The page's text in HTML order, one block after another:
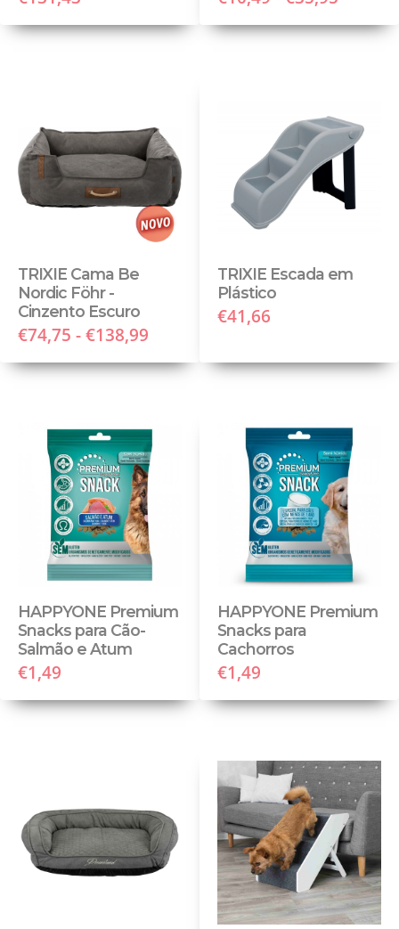
TRIXIE Cama Be
Nordic Föhr -
Cinzento Escuro
€74,75 - €138,99
TRIXIE Escada em
Plástico
€41,66
HAPPYONE Premium
Snacks para Cão-
Salmão e Atum
€1,49
HAPPYONE Premium
Snacks para
Cachorros
€1,49